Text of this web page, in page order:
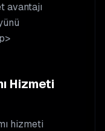
avantajı
Hizmeti
hizmeti